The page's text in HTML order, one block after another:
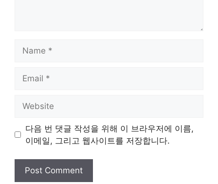
다음 번 댓글 작성을 위해 이 브라우저에 이름,
이메일, 그리고 웹사이트를 저장합니다.